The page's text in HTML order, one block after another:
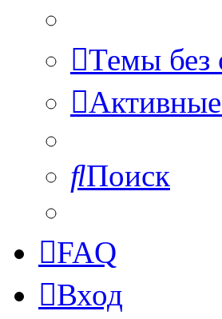
Темы без
Поиск
FAQ
Вход